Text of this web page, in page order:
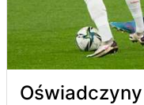
Oświadczyny